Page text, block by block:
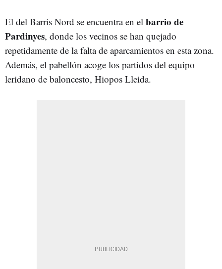
El del Barris Nord se encuentra en el barrio de
Pardinyes, donde los vecinos se han quejado
repetidamente de la falta de aparcamientos en esta zona.
Además, el pabellón acoge los partidos del equipo
leridano de baloncesto, Hiopos Lleida.